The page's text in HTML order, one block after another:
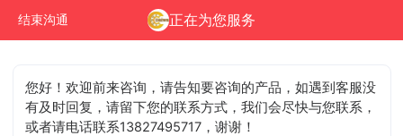
结束沟通 正在为您服务
您好！欢迎前来咨询，请告知要咨询的产品，如遇到客服没
有及时回复，请留下您的联系方式，我们会尽快与您联系，
或者请电话联系13827495717，谢谢！